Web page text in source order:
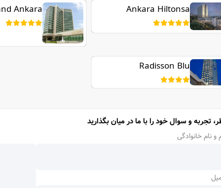
Ankara Hiltonsa
Ankara
Radisson Blu
تجربه و سوال خود را با ما در میان بگذارید
و نام خانوادگی